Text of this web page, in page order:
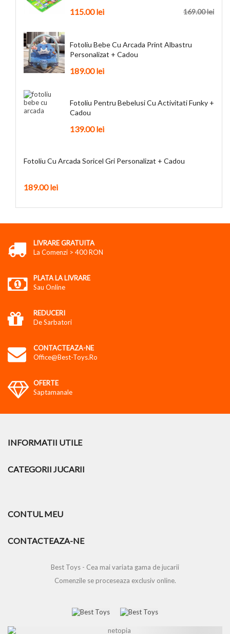
169.00lei
115.00lei
Fotoliu Bebe Cu Arcada Print Albastru
Personalizat + Cadou
189.00lei
Fotoliu Pentru Bebelusi Cu Activitati Funky +
Cadou
139.00lei
Fotoliu Cu Arcada Soricel Gri Personalizat + Cadou
189.00lei
LIVRARE GRATUITA
La Comenzi > 400 RON
PLATA LA LIVRARE
Sau Online
REDUCERI
De Sarbatori
CONTACTEAZA-NE
Office@best-Toys.ro
OFERTE
Saptamanale
INFORMATII UTILE
CATEGORII JUCARII
CONTUL MEU
CONTACTEAZA-NE
Best Toys - Cea mai variata gama de jucarii
Comenzile se proceseaza exclusiv online.